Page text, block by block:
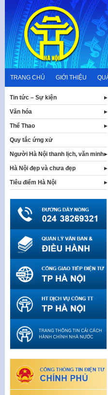
content
TRANG CHỦ GIỚI THIỆU
Tin tức – Sự kiện
Văn hóa
Thể Thao
Quy tắc ứng xử
Người Hà Nội thanh lịch, văn minh
Hà Nội đẹp và chưa đẹp
Tiêu điểm Hà Nội